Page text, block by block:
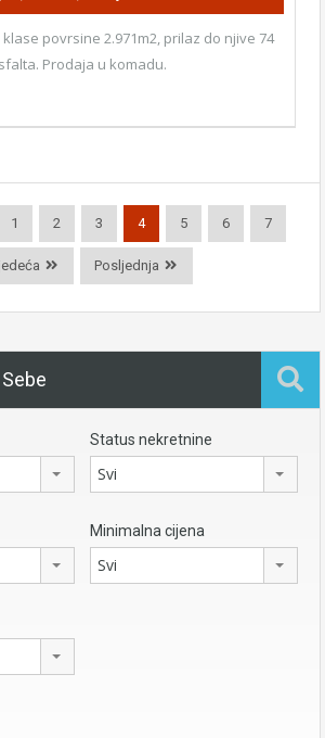
povrsine 2.971m2, prilaz do njive 74
Prodaja u komadu.
1 2 3 4 5 6 7
Posljednja
Status nekretnine
Svi
Minimalna cijena
Svi